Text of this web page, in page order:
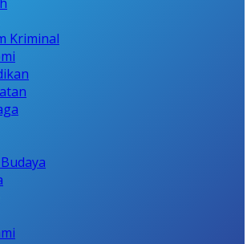
Kriminal